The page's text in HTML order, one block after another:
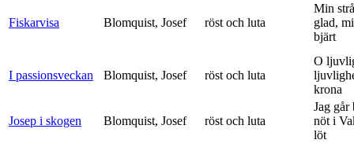
Fiskarvisa Blomquist, Josef röst och luta
Min
glad,
bjärt
I passionsveckan Blomquist, Josef röst och luta
O
krona
Josep i skogen Blomquist, Josef röst och luta
Jag går
nöt i
löt